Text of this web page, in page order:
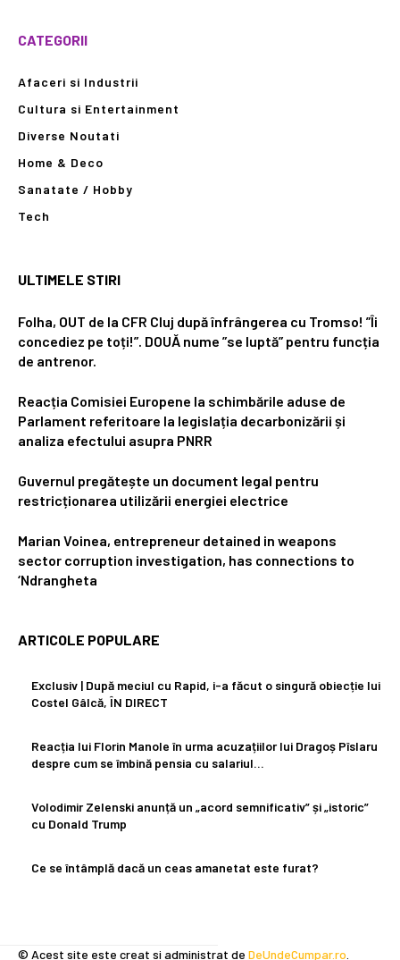
CATEGORII
Afaceri si Industrii
Cultura si Entertainment
Diverse Noutati
Home & Deco
Sanatate / Hobby
Tech
ULTIMELE STIRI
Folha, OUT de la CFR Cluj după înfrângerea cu Tromso! ”Îi
concediez pe toți!”. DOUĂ nume ”se luptă” pentru funcția
de antrenor.
Reacția Comisiei Europene la schimbările aduse de
Parlament referitoare la legislația decarbonizării și
analiza efectului asupra PNRR
Guvernul pregătește un document legal pentru
restricționarea utilizării energiei electrice
Marian Voinea, entrepreneur detained in weapons
sector corruption investigation, has connections to
‘Ndrangheta
ARTICOLE POPULARE
Exclusiv | După meciul cu Rapid, i-a făcut o singură obiecție lui
Costel Gâlcă, ÎN DIRECT
Reacția lui Florin Manole în urma acuzațiilor lui Dragoș Pîslaru
despre cum se îmbină pensia cu salariul…
Volodimir Zelenski anunță un „acord semnificativ” și „istoric”
cu Donald Trump
Ce se întâmplă dacă un ceas amanetat este furat?
© Acest site este creat si administrat de DeUndeCumpar.ro